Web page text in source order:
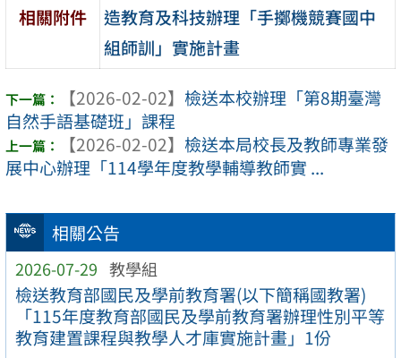
相關公告
2026-07-29 教學組
檢送教育部國民及學前教育署(以下簡稱國教署)
「115年度教育部國民及學前教育署辦理性別平等
教育建置課程與教學人才庫實施計畫」1份
相關附件
造教育及科技辦理「手擲機競賽國中
組師訓」實施計畫
【2026-02-02】 檢送本校辦理「第8期臺灣
自然手語基礎班」課程
【2026-02-02】 檢送本局校長及教師專業發
展中心辦理「114學年度教學輔導教師實 ...